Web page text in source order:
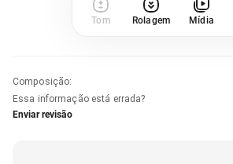
Tom Rolagem Mídia
Composição:
Essa informação está errada?
Enviar revisão